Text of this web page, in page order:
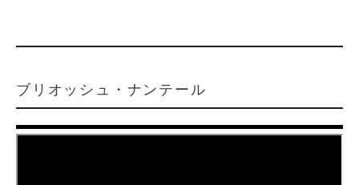
ブリオッシュ・ナンテール